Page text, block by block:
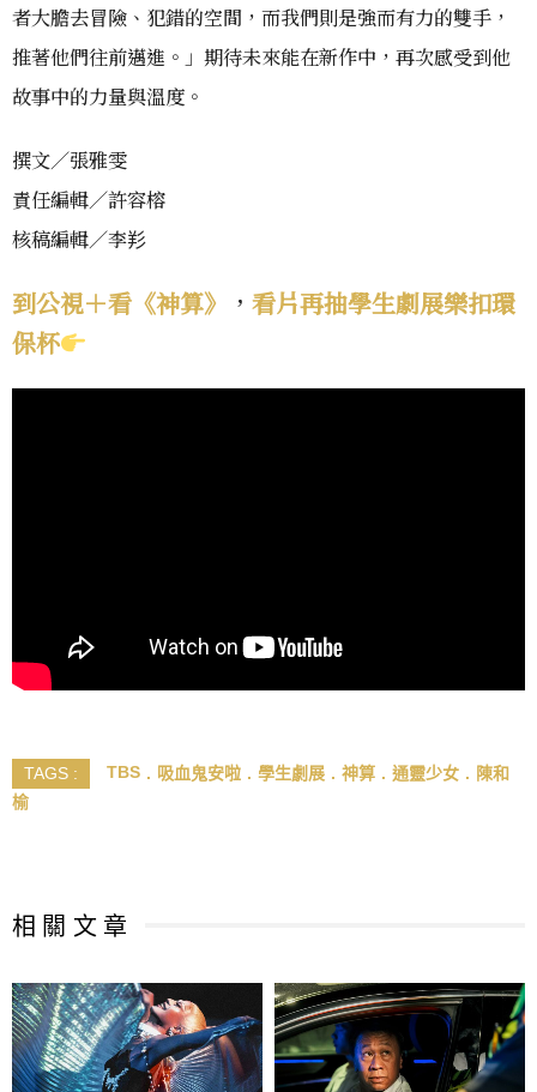
者大膽去冒險、犯錯的空間，而我們則是強而有力的雙手，
推著他們往前邁進。」期待未來能在新作中，再次感受到他
故事中的力量與溫度。
撰文／張雅雯
責任編輯／許容榕
核稿編輯／李羏
到公視＋看《神算》 ， 看片再抽學生劇展樂扣環
保杯
TAGS : TBS 吸血鬼安啦 學生劇展 神算 通靈少女
陳和
榆
相 關 文 章